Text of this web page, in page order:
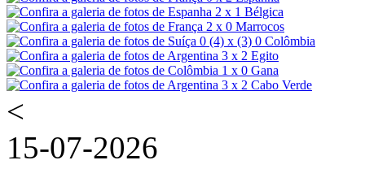
<
15-07-2026